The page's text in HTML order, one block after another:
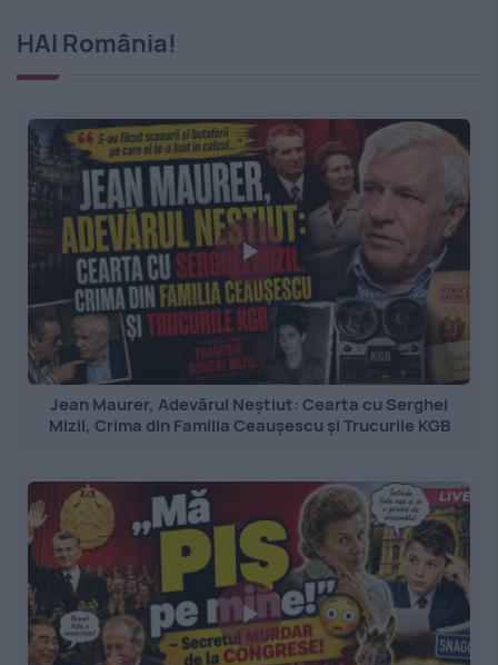
HAI România!
Jean Maurer, Adevărul Neștiut: Cearta cu Serghei
Mizil, Crima din Familia Ceaușescu și Trucurile KGB